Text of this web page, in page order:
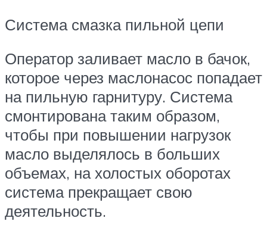
Система смазка пильной цепи
Оператор заливает масло в бачок,
которое через маслонасос попадает
на пильную гарнитуру. Система
смонтирована таким образом,
чтобы при повышении нагрузок
масло выделялось в больших
объемах, на холостых оборотах
система прекращает свою
деятельность.